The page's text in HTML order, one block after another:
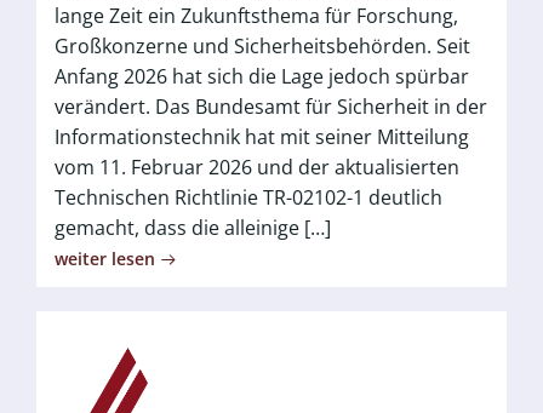
lange Zeit ein Zukunftsthema für Forschung,
Großkonzerne und Sicherheitsbehörden. Seit
Anfang 2026 hat sich die Lage jedoch spürbar
verändert. Das Bundesamt für Sicherheit in der
Informationstechnik hat mit seiner Mitteilung
vom 11. Februar 2026 und der aktualisierten
Technischen Richtlinie TR-02102-1 deutlich
gemacht, dass die alleinige […]
weiter lesen